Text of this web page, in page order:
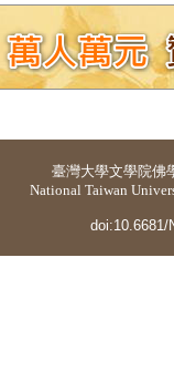
臺灣大學文學院佛
National Taiwan
doi:10.6681/